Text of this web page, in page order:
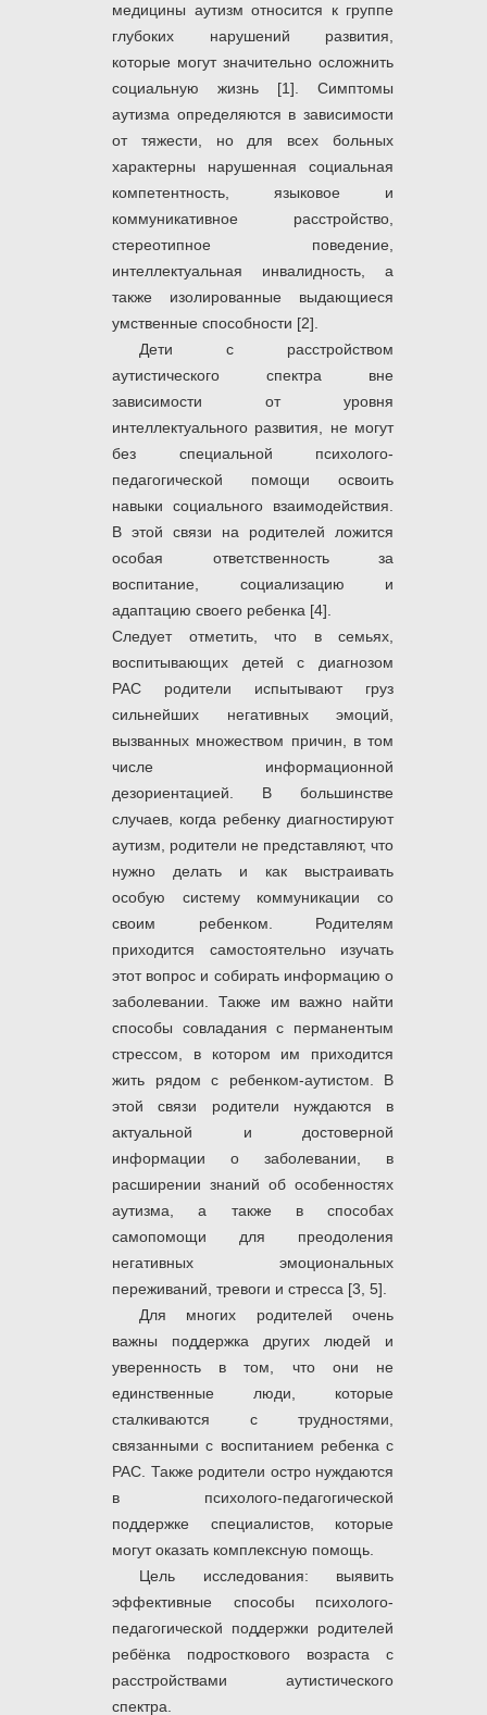
медицины аутизм относится к группе
глубоких нарушений развития,
которые могут значительно осложнить
социальную жизнь [1]. Симптомы
аутизма определяются в зависимости
от тяжести, но для всех больных
характерны нарушенная социальная
компетентность, языковое и
коммуникативное расстройство,
стереотипное поведение,
интеллектуальная инвалидность, а
также изолированные выдающиеся
умственные способности [2].
Дети с расстройством
аутистического спектра вне
зависимости от уровня
интеллектуального развития, не могут
без специальной психолого-
педагогической помощи освоить
навыки социального взаимодействия.
В этой связи на родителей ложится
особая ответственность за
воспитание, социализацию и
адаптацию своего ребенка [4].
Следует отметить, что в семьях,
воспитывающих детей с диагнозом
РАС родители испытывают груз
сильнейших негативных эмоций,
вызванных множеством причин, в том
числе информационной
дезориентацией. В большинстве
случаев, когда ребенку диагностируют
аутизм, родители не представляют, что
нужно делать и как выстраивать
особую систему коммуникации со
своим ребенком. Родителям
приходится самостоятельно изучать
этот вопрос и собирать информацию о
заболевании. Также им важно найти
способы совладания с перманентым
стрессом, в котором им приходится
жить рядом с ребенком-аутистом. В
этой связи родители нуждаются в
актуальной и достоверной
информации о заболевании, в
расширении знаний об особенностях
аутизма, а также в способах
самопомощи для преодоления
негативных эмоциональных
переживаний, тревоги и стресса [3, 5].
Для многих родителей очень
важны поддержка других людей и
уверенность в том, что они не
единственные люди, которые
сталкиваются с трудностями,
связанными с воспитанием ребенка с
РАС. Также родители остро нуждаются
в психолого-педагогической
поддержке специалистов, которые
могут оказать комплексную помощь.
Цель исследования: выявить
эффективные способы психолого-
педагогической поддержки родителей
ребёнка подросткового возраста с
расстройствами аутистического
спектра.